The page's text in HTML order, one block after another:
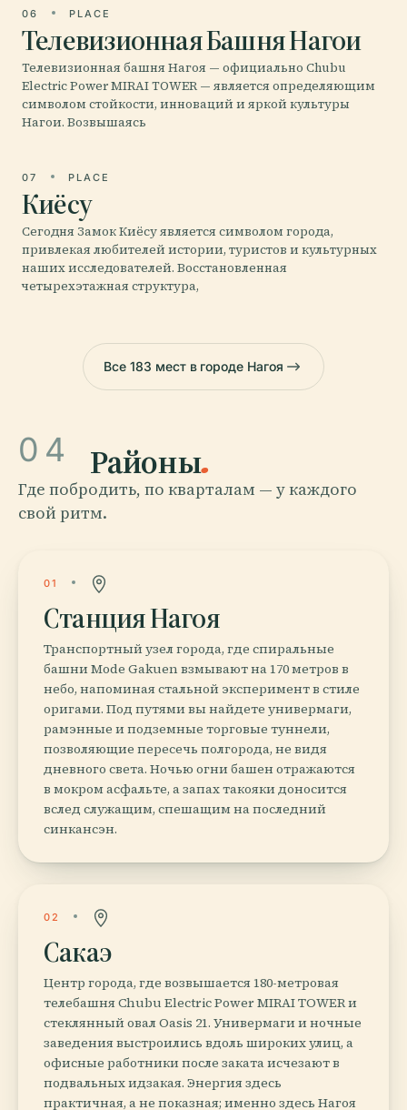
06 PLACE
Телевизионная Башня Нагои
Телевизионная башня Нагоя — официально Chubu
Electric Power MIRAI TOWER — является определяющим
символом стойкости, инноваций и яркой культуры
Нагои. Возвышаясь
07 PLACE
Киёсу
Сегодня Замок Киёсу является символом города,
привлекая любителей истории, туристов и культурных
наших исследователей. Восстановленная
четырехэтажная структура,
Все 183 мест в городе Нагоя
04 Районы.
Где побродить, по кварталам — у каждого
свой ритм.
01
Станция Нагоя
Транспортный узел города, где спиральные
башни Mode Gakuen взмывают на 170 метров в
небо, напоминая стальной эксперимент в стиле
оригами. Под путями вы найдете универмаги,
рамэнные и подземные торговые туннели,
позволяющие пересечь полгорода, не видя
дневного света. Ночью огни башен отражаются
в мокром асфальте, а запах такояки доносится
вслед служащим, спешащим на последний
синкансэн.
02
Сакаэ
Центр города, где возвышается 180-метровая
телебашня Chubu Electric Power MIRAI TOWER и
стеклянный овал Oasis 21. Универмаги и ночные
заведения выстроились вдоль широких улиц, а
офисные работники после заката исчезают в
подвальных идзакая. Энергия здесь
практичная, а не показная; именно здесь Нагоя